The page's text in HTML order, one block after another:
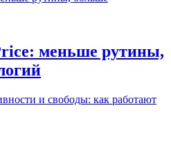
меньше рутины,